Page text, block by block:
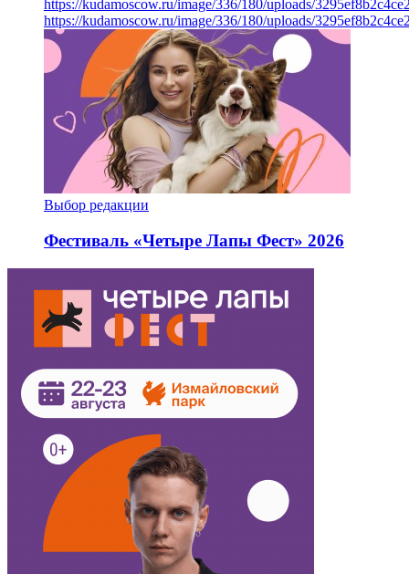
https://kudamoscow.ru/image/336/180/uploads/
https://kudamoscow.ru/image/336/180/uploads/
Выбор редакции
Фестиваль «Четыре Лапы Фест» 2026